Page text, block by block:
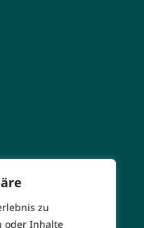
zu
oder Inhalte